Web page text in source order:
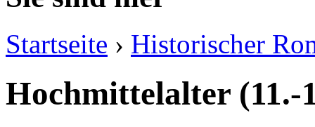
Startseite › Historischer
Hochmittelalter (11.-